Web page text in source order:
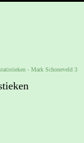
- Mark Schoneveld 3